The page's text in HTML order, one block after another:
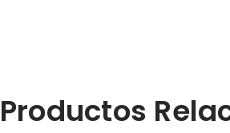
Productos